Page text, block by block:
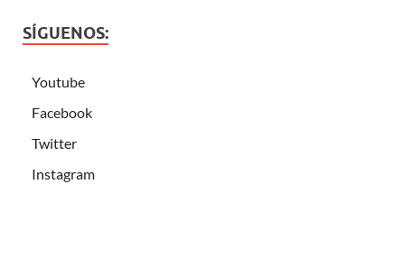
SÍGUENOS:
Youtube
Facebook
Twitter
Instagram